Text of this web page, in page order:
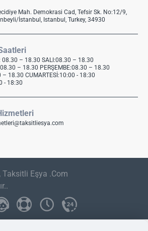
Mah. Demokrasi Cad, Tefsir Sk. No:12/9,
İstanbul, Istanbul, Turkey, 34930
08.30 – 18.30 SALI:08.30 – 18.30
– 18.30 PERŞEMBE:08.30 – 18.30
– 18.30 CUMARTESİ:10:00 - 18:30
- 18:30
Eşya .Com